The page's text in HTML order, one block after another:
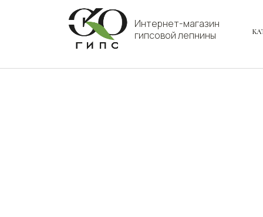
Интернет-магазин
гипсовой лепнины